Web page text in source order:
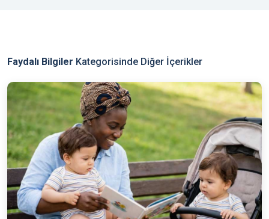
Faydalı Bilgiler Kategorisinde Diğer İçerikler